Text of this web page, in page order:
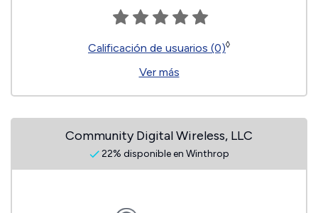
Calificación de usuarios (0)◊
Ver más
Community Digital Wireless, LLC
22% disponible en Winthrop